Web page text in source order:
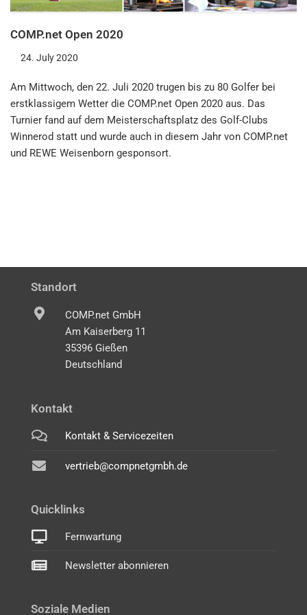
COMP.net Open 2020
24. July 2020
Am Mittwoch, den 22. Juli 2020 trugen bis zu 80 Golfer bei
erstklassigem Wetter die COMP.net Open 2020 aus. Das
Turnier fand auf dem Meisterschaftsplatz des Golf-Clubs
Winnerod statt und wurde auch in diesem Jahr von COMP.net
und REWE Weisenborn gesponsort.
Standort
COMP.net GmbH
Am Kaiserberg 11
35396 Gießen
Deutschland
Kontakt
Kontakt & Servicezeiten
vertrieb@compnetgmbh.de
Quicklinks
Fernwartung
Newsletter abonnieren
Soziale Medien